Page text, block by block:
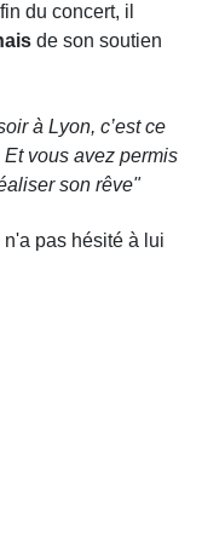
du concert, il
de son soutien
à Lyon, c’est ce
vous avez permis
son rêve"
pas hésité à lui